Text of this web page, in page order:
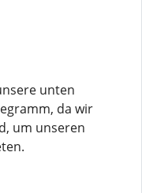
unten
da wir
um unseren